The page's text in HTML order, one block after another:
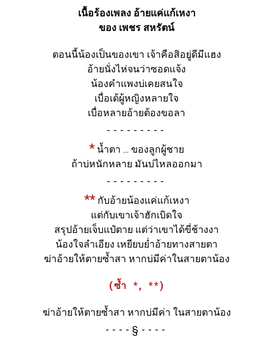
เนื้อร้องเพลง อ้ายแค่แก้เหงา
ของ เพชร สหรัตน์
ตอนนี้น้องเป็นของเขา เจ้าคือสิอยู่ดีมีแฮง
อ้ายนั่งไห่จนว่าซอดแจ้ง
น้องคำแพงบ่เคยสนใจ
เบื่อเด้ผู้หญิงหลายใจ
เบื่อหลายอ้ายต้องขอลา
-
* น้ำตา ... ของลูกผู้ชาย
ถ้าบ่หนักหลาย มันบ่ไหลออกมา
-
**กับอ้ายน้องแค่แก้เหงา
แต่กับเขาเจ้าฮักเบิดใจ
สรุปอ้ายเจ็บแป๋ตาย แต่ว่าเขาได้ขี่ช้างงา
น้องใจลำเอียง เหยียบย่ำอ้ายทางสายตา
ฆ่าอ้ายให้ตายซ้ำสา หากบ่มีค่าในสายตาน้อง
(ซ้ำ *, **)
ฆ่าอ้ายให้ตายซ้ำสา หากบ่มีค่า ในสายตาน้อง
§